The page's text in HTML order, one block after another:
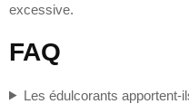
excessive.
FAQ
Les édulcorants apportent-